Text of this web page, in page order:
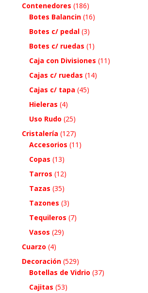
Contenedores (186)
Botes Balancin (16)
Botes c/ pedal (3)
Botes c/ ruedas (1)
Caja con Divisiones (11)
Cajas c/ ruedas (14)
Cajas c/ tapa (45)
Hieleras (4)
Uso Rudo (25)
Cristalería (127)
Accesorios (11)
Copas (13)
Tarros (12)
Tazas (35)
Tazones (3)
Tequileros (7)
Vasos (29)
Cuarzo (4)
Decoración (529)
Botellas de Vidrio (37)
Cajitas (53)